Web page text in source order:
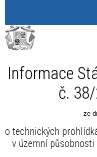
Informace
č.
ze
o technických
v územní